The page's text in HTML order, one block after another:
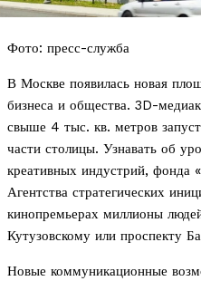
Фото: пресс-служба
В Москве появилась новая
бизнеса и общества. 3D-
свыше 4 тыс. кв. метров
части столицы. Узнавать об
креативных индустрий, фонда
Агентства стратегических
кинопремьерах миллионы
Кутузовскому или проспекту
Новые коммуникационные